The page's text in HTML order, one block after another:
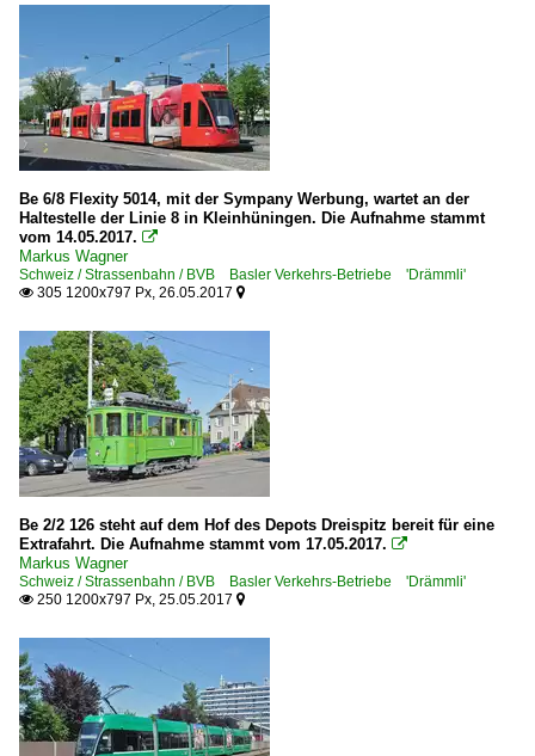
Be 6/8 Flexity 5014, mit der Sympany Werbung, wartet an der
Haltestelle der Linie 8 in Kleinhüningen. Die Aufnahme stammt
vom 14.05.2017. 
Markus Wagner
Schweiz / Strassenbahn / BVB Basler Verkehrs-Betriebe 'Drämmli'
 305 1200x797 Px, 26.05.2017 
Be 2/2 126 steht auf dem Hof des Depots Dreispitz bereit für eine
Extrafahrt. Die Aufnahme stammt vom 17.05.2017. 
Markus Wagner
Schweiz / Strassenbahn / BVB Basler Verkehrs-Betriebe 'Drämmli'
 250 1200x797 Px, 25.05.2017 